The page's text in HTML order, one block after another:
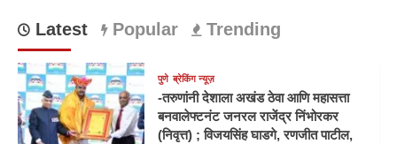
Latest Popular Trending
पुणे ब्रेकिंग न्यूज़
-तरुणांनी देशाला अखंड ठेवा आणि महासत्ता
बनवालेफ्टनंट जनरल राजेंद्र निंभोरकर
(निवृत्त) ; विजयसिंह घाडगे, रणजीत पाटील,